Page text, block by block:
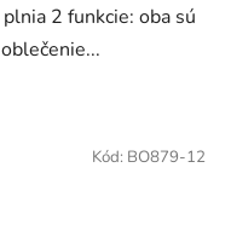
2 funkcie: oba sú
Kód: BO879-12